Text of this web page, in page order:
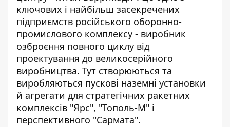
ключових і найбільш засекречених
підприємств російського оборонно-
промислового комплексу - виробник
озброєння повного циклу від
проектування до великосерійного
виробництва. Тут створюються та
виробляються пускові наземні установки
й агрегати для стратегічних ракетних
комплексів "Ярс", "Тополь-М" і
перспективного "Сармата".